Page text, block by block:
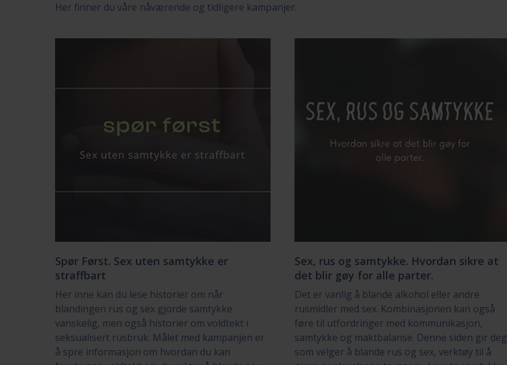
Her finner du våre nåværende og tidligere kampanjer.
Spør Først. Sex uten samtykke er
straffbart
Her inne kan du lese historier om når
blandingen rus og sex gjorde samtykke
vanskelig, men også historier om voldtekt i
seksualisert rusbruk. Målet med kampanjen er
å spre informasjon om hvordan du kan
Sex, rus og samtykke. Hvordan sikre at
det blir gøy for alle parter.
Det er vanlig å blande alkohol eller andre
rusmidler med sex. Kombinasjonen kan også
føre til utfordringer med kommunikasjon,
samtykke og maktbalanse. Denne siden gir deg
som velger å blande rus og sex, verktøy til å